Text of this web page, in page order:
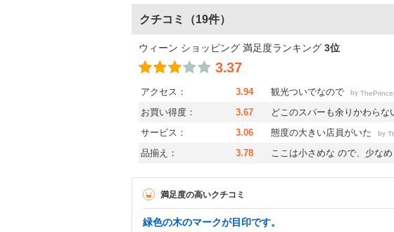
クチコミ （19件）
ウィーン ショッピング 満足度ランキング 3位
3.37
アクセス： 3.94 観光ついでなので by
お買い得度： 3.67 どこのスパーも余りかわらな
サービス： 3.06 態度の大きい店員がいた by
品揃え： 3.78 ここは小さめな ので、少なめ
満足度の高いクチコミ
緑色の木のマークが目印です。